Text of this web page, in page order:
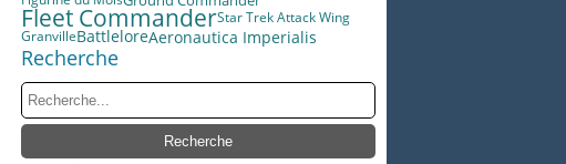
Fleet CommanderStar Trek Attack Wing
GranvilleBattleloreAeronautica Imperialis
Recherche